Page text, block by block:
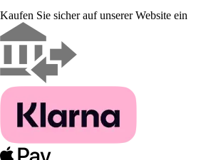
Kaufen Sie sicher auf unserer Website ein